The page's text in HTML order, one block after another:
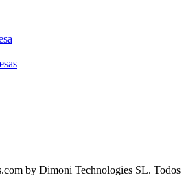
by Dimoni Technologies SL. Todos